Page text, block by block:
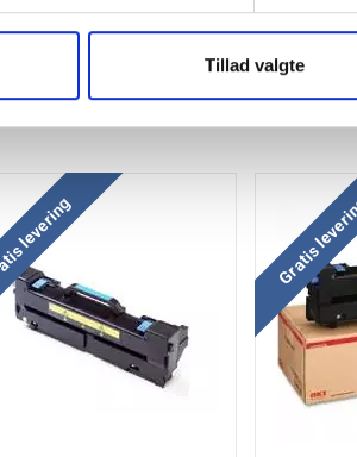
Tillad valgte
inkl. moms
levering Gratis